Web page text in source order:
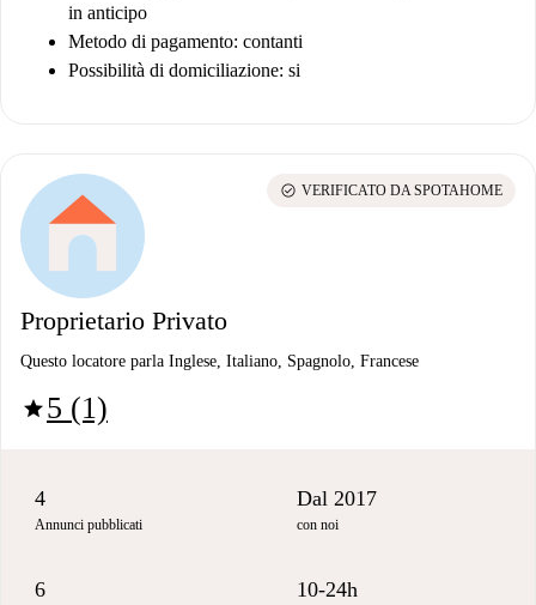
in anticipo
Metodo di pagamento: contanti
Possibilità di domiciliazione: si
Proprietario Privato
Questo locatore parla Inglese, Italiano, Spagnolo, Francese
star5 (1)
check_circle VERIFICATO DA SPOTAHOME
4
Annunci pubblicati
Dal 2017
con noi
6 10-24h